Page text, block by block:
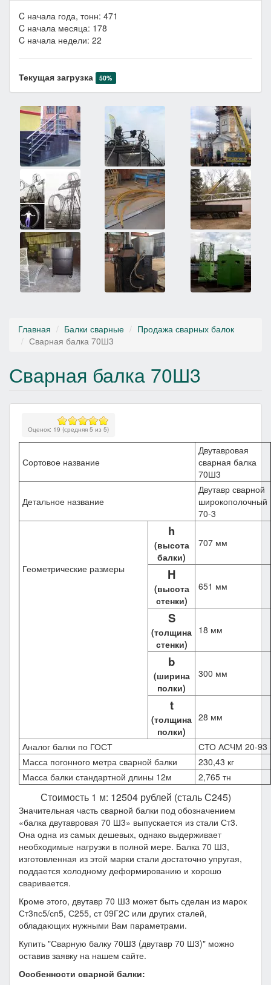
C начала года, тонн: 471
C начала месяца: 178
C начала недели: 22
Текущая загрузка 50%
Главная Балки сварные
Продажа сварных балок
Сварная балка 70Ш3
Сварная балка 70Ш3
Оценок: 19 (средняя 5 из 5)
Сортовое название
Двутавровая
сварная балка
70Ш3
Детальное название
Двутавр сварной
широкополочный
70-3
Геометрические размеры
h
(высота
балки)
707 мм
H
(высота
стенки)
651 мм
S
(толщина
стенки)
18 мм
b
(ширина
полки)
300 мм
t
(толщина
полки)
28 мм
Аналог балки по ГОСТ
СТО АСЧМ 20-93
Масса погонного метра сварной балки
230,43 кг
Масса балки стандартной длины 12м
2,765 тн
Стоимость 1 м: 12504 рублей (сталь С245)
Значительная часть сварной балки под обозначением
«балка двутавровая 70 Ш3» выпускается из стали Ст3.
Она одна из самых дешевых, однако выдерживает
необходимые нагрузки в полной мере. Балка 70 Ш3,
изготовленная из этой марки стали достаточно упругая,
поддается холодному деформированию и хорошо
сваривается.
Кроме этого, двутавр 70 Ш3 может быть сделан из марок
Ст3пс5/сп5, С255, ст 09Г2С или других сталей,
обладающих нужными Вам параметрами.
Купить "Сварную балку 70Ш3 (двутавр 70 Ш3)" можно
оставив заявку на нашем сайте.
Особенности сварной балки: